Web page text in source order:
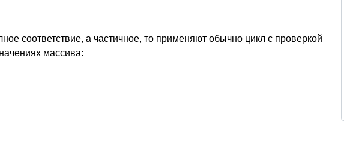
соответствие, а частичное, то применяют обычно цикл с проверкой
массива: